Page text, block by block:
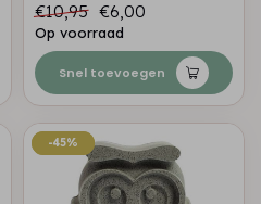
€10,95 €6,00
Op voorraad
Snel toevoegen
-45%
-45%